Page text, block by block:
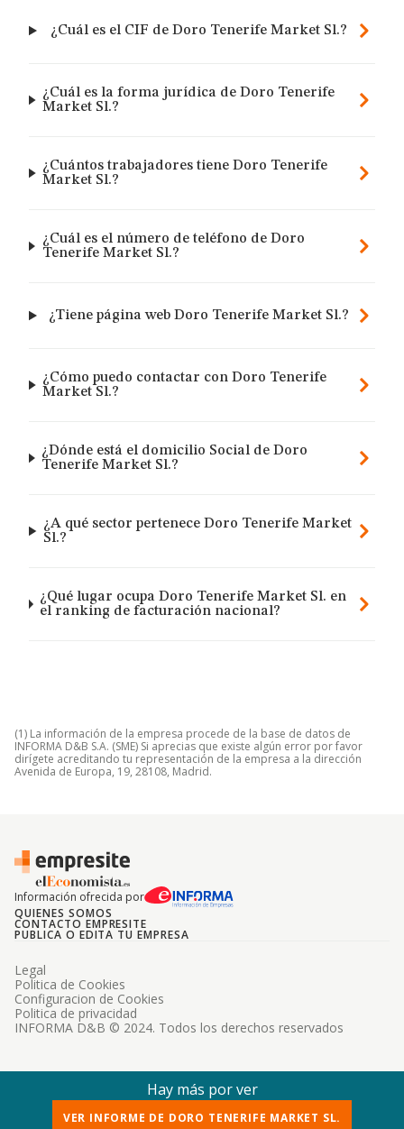
¿Cuál es el CIF de Doro Tenerife Market Sl.?
¿Cuál es la forma jurídica de Doro Tenerife
Market Sl.?
¿Cuántos trabajadores tiene Doro Tenerife
Market Sl.?
¿Cuál es el número de teléfono de Doro
Tenerife Market Sl.?
¿Tiene página web Doro Tenerife Market Sl.?
¿Cómo puedo contactar con Doro Tenerife
Market Sl.?
¿Dónde está el domicilio Social de Doro
Tenerife Market Sl.?
¿A qué sector pertenece Doro Tenerife Market
Sl.?
¿Qué lugar ocupa Doro Tenerife Market Sl. en
el ranking de facturación nacional?
(1) La información de la empresa procede de la base de datos de
INFORMA D&B S.A. (SME) Si aprecias que existe algún error por favor
dirígete acreditando tu representación de la empresa a la dirección
Avenida de Europa, 19, 28108, Madrid.
Información ofrecida por
QUIENES SOMOS
CONTACTO EMPRESITE
PUBLICA O EDITA TU EMPRESA
INFORMA D&B © 2024. Todos los derechos reservados
Legal
Politica de Cookies
Configuracion de Cookies
Politica de privacidad
Hay más por ver
VER INFORME DE DORO TENERIFE MARKET SL.